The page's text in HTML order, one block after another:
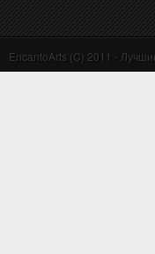
EncantoArts (C) 2011 -